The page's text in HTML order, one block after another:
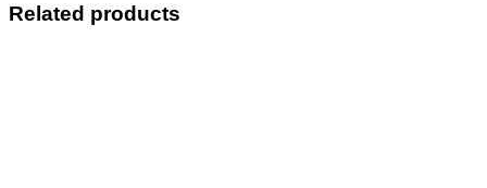
Related products